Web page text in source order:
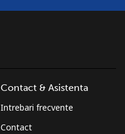
Contact & Asistenta
Intrebari frecvente
Contact